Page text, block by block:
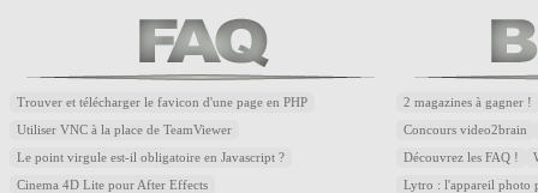
Trouver et télécharger le favicon d'une page en PHP
Utiliser VNC à la place de TeamViewer
Le point virgule est-il obligatoire en Javascript ?
Cinema 4D Lite pour After Effects
2 magazines à gagner !
Concours video2brain
Découvrez les FAQ !
Lytro : l'appareil photo